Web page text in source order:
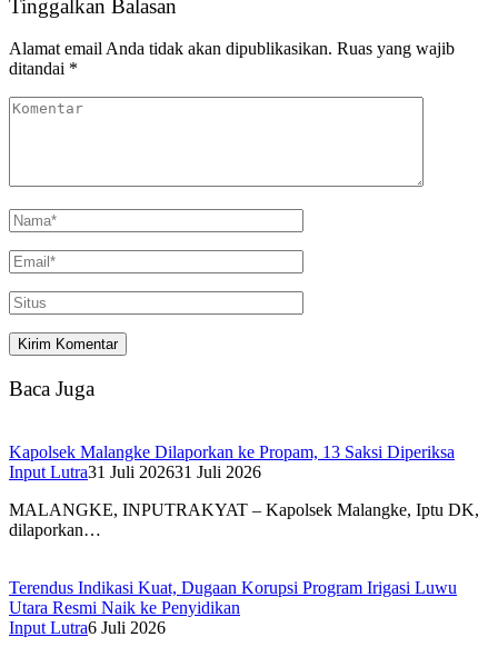
Tinggalkan Balasan
Alamat email Anda tidak akan dipublikasikan. Ruas yang wajib
ditandai *
Baca Juga
Kapolsek Malangke Dilaporkan ke Propam, 13 Saksi Diperiksa
Input Lutra31 Juli 202631 Juli 2026
MALANGKE, INPUTRAKYAT – Kapolsek Malangke, Iptu DK,
dilaporkan…
Terendus Indikasi Kuat, Dugaan Korupsi Program Irigasi Luwu
Utara Resmi Naik ke Penyidikan
Input Lutra6 Juli 2026